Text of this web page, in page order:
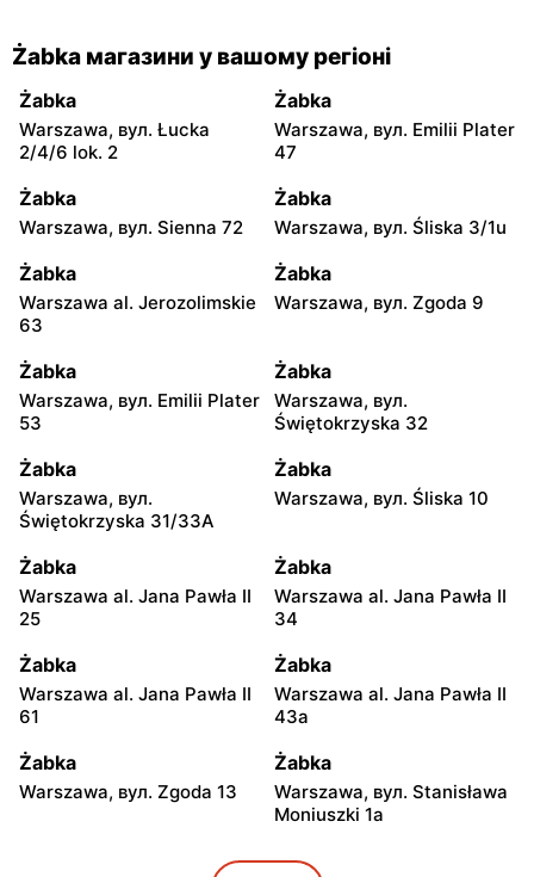
Żabka магазини у вашому регіоні
Żabka
Warszawa, вул. Łucka
2/4/6 lok. 2
Żabka
Warszawa, вул. Emilii Plater
47
Żabka
Warszawa, вул. Sienna 72
Żabka
Warszawa, вул. Śliska 3/1u
Żabka
Warszawa al. Jerozolimskie
63
Żabka
Warszawa, вул. Zgoda 9
Żabka
Warszawa, вул. Emilii Plater
53
Żabka
Warszawa, вул.
Świętokrzyska 32
Żabka
Warszawa, вул.
Świętokrzyska 31/33A
Żabka
Warszawa, вул. Śliska 10
Żabka
Warszawa al. Jana Pawła II
25
Żabka
Warszawa al. Jana Pawła II
34
Żabka
Warszawa al. Jana Pawła II
61
Żabka
Warszawa al. Jana Pawła II
43a
Żabka
Warszawa, вул. Zgoda 13
Żabka
Warszawa, вул. Stanisława
Moniuszki 1a
Żabka